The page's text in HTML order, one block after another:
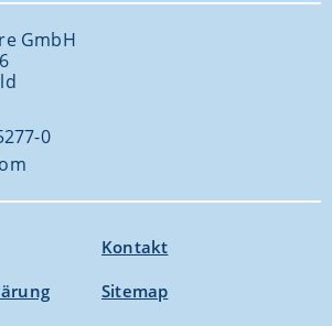
GmbH
0
Kontakt
Sitemap